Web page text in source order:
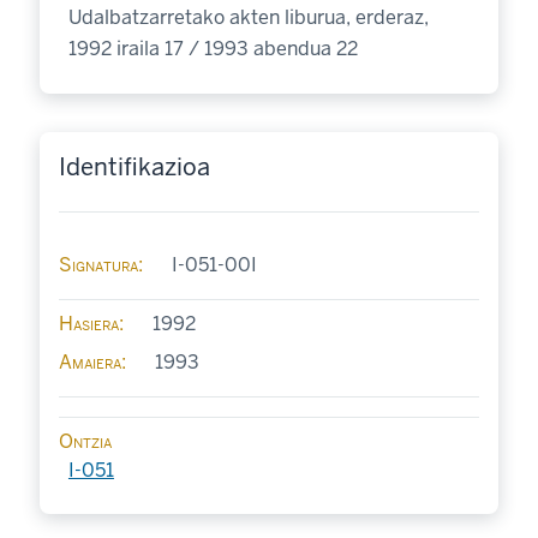
Udalbatzarretako akten liburua, erderaz,
1992 iraila 17 / 1993 abendua 22
Identifikazioa
Signatura I-051-00I
Hasiera
1992
Amaiera
1993
Ontzia
I-051